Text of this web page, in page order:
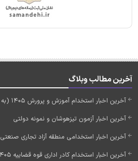
آخرین مطالب وبلاگ
آخرین اخبار استخدام آموزش و پرورش 1405 (به زودی)
آخرین اخبار آزمون تیزهوشان و نمونه دولتی
آخرین اخبار استخدامی منطقه آزاد تجاری صنعتی 1405
آخرین اخبار استخدام کادر اداری قوه قضاییه 1405 (به زودی)